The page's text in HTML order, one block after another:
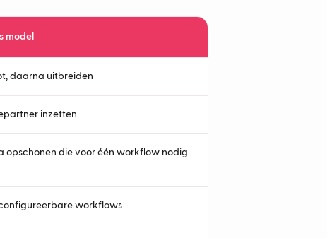
model
daarna uitbreiden
inzetten
opschonen die voor één workflow nodig
workflows